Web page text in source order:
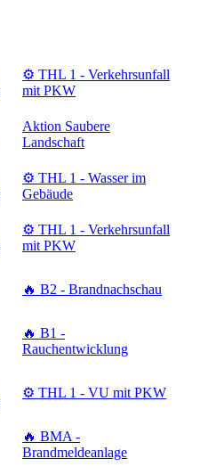
⚙️ THL 1 - Verkehrsunfall
mit PKW
Aktion Saubere
Landschaft
⚙️ THL 1 - Wasser im
Gebäude
⚙️ THL 1 - Verkehrsunfall
mit PKW
🔥 B2 - Brandnachschau
🔥 B1 -
Rauchentwicklung
⚙️ THL 1 - VU mit PKW
🔥 BMA -
Brandmeldeanlage